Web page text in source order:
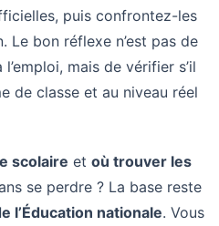
puis confrontez-les
Le bon réflexe n’est pas de
l’emploi, mais de vérifier s’il
de classe et au niveau réel
scolaire et où trouver les
se perdre ? La base reste
l’Éducation nationale. Vous